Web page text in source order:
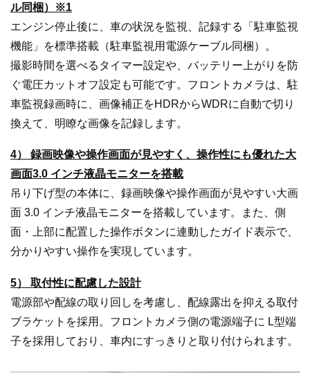
ル同梱）※1
エンジン停止後に、車の状況を監視、記録する「駐車監視
機能」を標準搭載（駐車監視用電源ケーブル同梱）。
撮影時間を選べるタイマー設定や、バッテリー上がりを防
ぐ電圧カットオフ設定も可能です。フロントカメラは、駐
車監視録画時に、画像補正をHDRからWDRに自動で切り
換えて、明瞭な画像を記録します。
4） 録画映像や操作画面が見やすく、操作性にも優れた大
画面3.0 インチ液晶モニターを搭載
吊り下げ型の本体に、録画映像や操作画面が見やすい大画
面 3.0 インチ液晶モニターを搭載しています。また、側
面・上部に配置した操作ボタンに連動したガイド表示で、
分かりやすい操作を実現しています。
5） 取付性に配慮した設計
電源部や配線の取り回しを考慮し、配線露出を抑える取付
ブラケットを採用。フロントカメラ側の電源端子に L型端
子を採用しており、車内にすっきりと取り付けられます。